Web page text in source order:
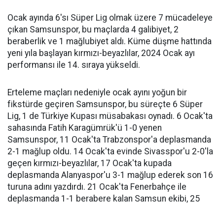
Ocak ayında 6'sı Süper Lig olmak üzere 7 mücadeleye
çıkan Samsunspor, bu maçlarda 4 galibiyet, 2
beraberlik ve 1 mağlubiyet aldı. Küme düşme hattında
yeni yıla başlayan kırmızı-beyazlılar, 2024 Ocak ayı
performansı ile 14. sıraya yükseldi.
Erteleme maçları nedeniyle ocak ayını yoğun bir
fikstürde geçiren Samsunspor, bu süreçte 6 Süper
Lig, 1 de Türkiye Kupası müsabakası oynadı. 6 Ocak'ta
sahasında Fatih Karagümrük'ü 1-0 yenen
Samsunspor, 11 Ocak'ta Trabzonspor'a deplasmanda
2-1 mağlup oldu. 14 Ocak'ta evinde Sivasspor'u 2-0'la
geçen kırmızı-beyazlılar, 17 Ocak'ta kupada
deplasmanda Alanyaspor'u 3-1 mağlup ederek son 16
turuna adını yazdırdı. 21 Ocak'ta Fenerbahçe ile
deplasmanda 1-1 berabere kalan Samsun ekibi, 25